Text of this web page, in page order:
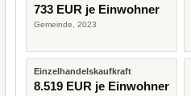
733 EUR je Einwohner
Gemeinde, 2023
Einzelhandelskaufkraft
8.519 EUR je Einwohner